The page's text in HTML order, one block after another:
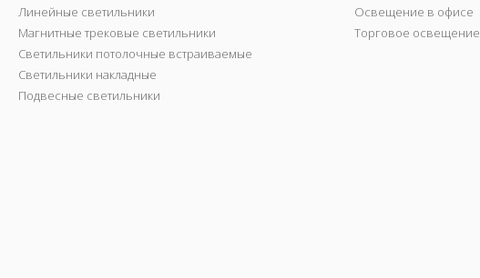
Линейные светильники
Магнитные трековые светильники
Светильники потолочные встраиваемые
Светильники накладные
Подвесные светильники
Освещение в офисе
Торговое освещение